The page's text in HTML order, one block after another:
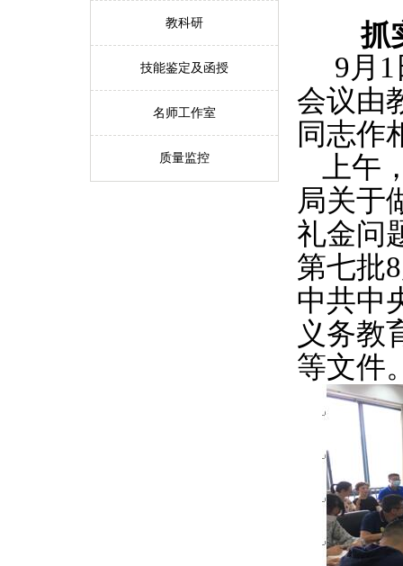
教科研
技能鉴定及函授
名师工作室
质量监控
抓
9月 1
会议由
同志作
上午
局关于
礼金问
第七批8
中共中
义务教
等文件